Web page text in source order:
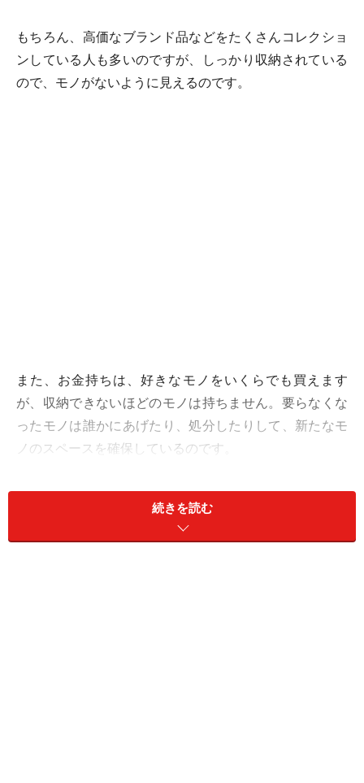
もちろん、高価なブランド品などをたくさんコレクショ
ンしている人も多いのですが、しっかり収納されている
ので、モノがないように見えるのです。
また、お金持ちは、好きなモノをいくらでも買えます
が、収納できないほどのモノは持ちません。要らなくな
ったモノは誰かにあげたり、処分したりして、新たなモ
ノのスペースを確保しているのです。
収納は私たちの生活の中で永遠のテーマでもあります。
収納グッズを購入すると、さらにモノが増え、また収納
グッズを買い足すことになってしまったり……。でも、そ
続きを読む